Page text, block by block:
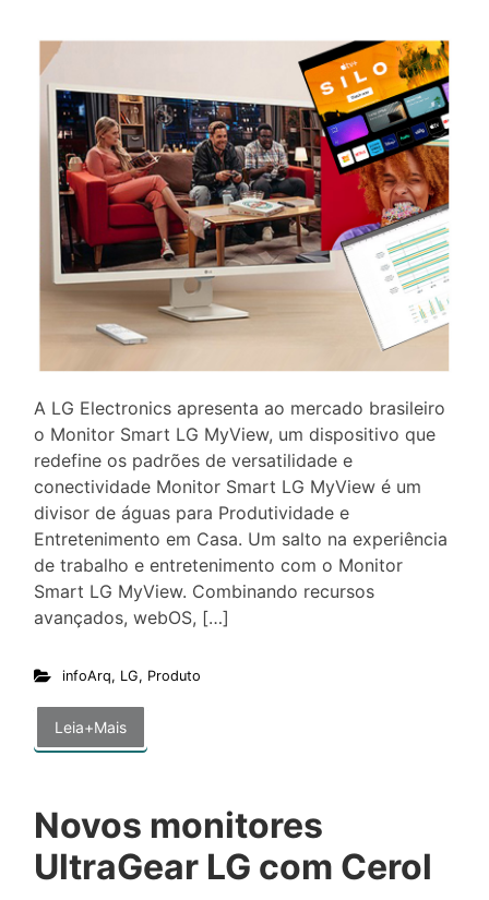
A LG Electronics apresenta ao mercado brasileiro
o Monitor Smart LG MyView, um dispositivo que
redefine os padrões de versatilidade e
conectividade Monitor Smart LG MyView é um
divisor de águas para Produtividade e
Entretenimento em Casa. Um salto na experiência
de trabalho e entretenimento com o Monitor
Smart LG MyView. Combinando recursos
avançados, webOS, […]
infoArq, LG, Produto
Leia+Mais
Novos monitores
UltraGear LG com Cerol